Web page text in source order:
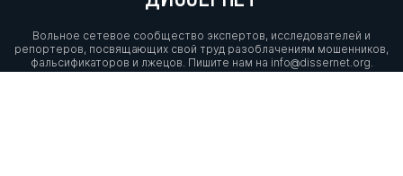
Вольное сетевое сообщество экспертов, исследователей и
репортеров, посвящающих свой труд разоблачениям мошенников,
фальсификаторов и лжецов. Пишите нам на info@dissernet.org.